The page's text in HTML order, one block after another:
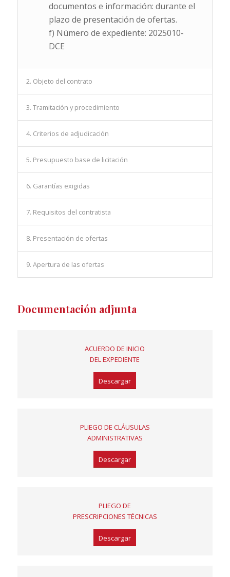
documentos e información: durante el
plazo de presentación de ofertas.
f) Número de expediente: 2025010-
DCE
2. Objeto del contrato
3. Tramitación y procedimiento
4. Criterios de adjudicación
5. Presupuesto base de licitación
6. Garantías exigidas
7. Requisitos del contratista
8. Presentación de ofertas
9. Apertura de las ofertas
Documentación adjunta
ACUERDO DE INICIO
DEL EXPEDIENTE
Descargar
PLIEGO DE CLÁUSULAS
ADMINISTRATIVAS
Descargar
PLIEGO DE
PRESCRIPCIONES TÉCNICAS
Descargar